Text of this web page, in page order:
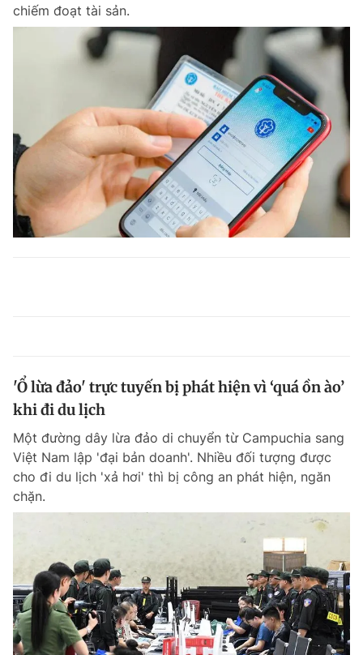
chiếm đoạt tài sản.
'Ổ lừa đảo' trực tuyến bị phát hiện vì ‘quá ồn ào’
khi đi du lịch
Một đường dây lừa đảo di chuyển từ Campuchia sang
Việt Nam lập 'đại bản doanh'. Nhiều đối tượng được
cho đi du lịch 'xả hơi' thì bị công an phát hiện, ngăn
chặn.